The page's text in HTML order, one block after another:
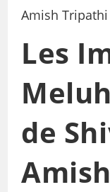
Les
de